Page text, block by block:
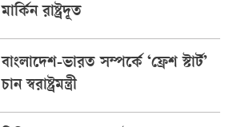
মার্কিন রাষ্ট্রদূত
বাংলাদেশ-ভারত সম্পর্কে ‘ফ্রেশ স্টার্ট’
চান স্বরাষ্ট্রমন্ত্রী